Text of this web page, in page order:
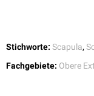
Stichworte: Scapula,
Fachgebiete: Obere